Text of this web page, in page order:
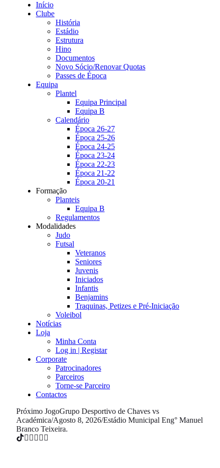
Início
Clube
História
Estádio
Estrutura
Hino
Documentos
Novo Sócio/Renovar Quotas
Passes de Época
Equipa
Plantel
Equipa Principal
Equipa B
Calendário
Época 26-27
Época 25-26
Época 24-25
Época 23-24
Época 22-23
Época 21-22
Época 20-21
Formação
Planteis
Equipa B
Regulamentos
Modalidades
Judo
Futsal
Veteranos
Seniores
Juvenis
Iniciados
Infantis
Benjamins
Traquinas, Petizes e Pré-Iniciação
Voleibol
Notícias
Loja
Minha Conta
Log in | Registar
Corporate
Patrocinadores
Parceiros
Torne-se Parceiro
Contactos
Próximo JogoGrupo Desportivo de Chaves vs
Académica/Agosto 8, 2026/Estádio Municipal Eng° Manuel
Branco Teixeira.